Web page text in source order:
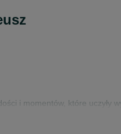
i momentów, które uczyły